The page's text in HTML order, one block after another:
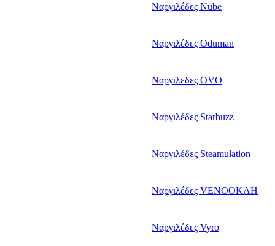
Ναργιλέδες Nube
Ναργιλέδες Oduman
Ναργιλεδες OVO
Ναργιλέδες Starbuzz
Ναργιλέδες Steamulation
Ναργιλέδες VENOOKAH
Ναργιλέδες Vyro